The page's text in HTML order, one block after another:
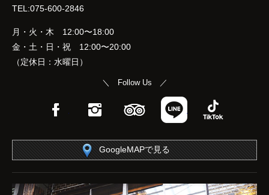
TEL:075-600-2846
月・火・木 12:00〜18:00
金・土・日・祝 12:00〜20:00
（定休日：水曜日）
＼ Follow Us ／
FacebookInstagramTripAdvisor
LINE
GoogleMAPで見る